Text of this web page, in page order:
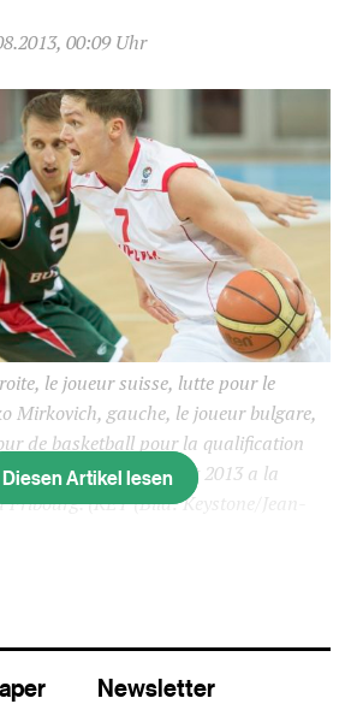
00:09 Uhr
le joueur suisse, lutte pour le
Mirkovich, gauche, le joueur bulgare,
de basketball pour la qualification
ce dimanche 25 aout 2013 a la
Fribourg. (KEY(Bild: Keystone/Jean-
Basket-Team hat mit dem
Nationalspielers sein Kader
Diesen Artikel lesen
Newsletter